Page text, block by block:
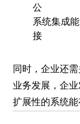
公
系统集成
接
同时，企业还
业务发展，企
扩展性的系统能